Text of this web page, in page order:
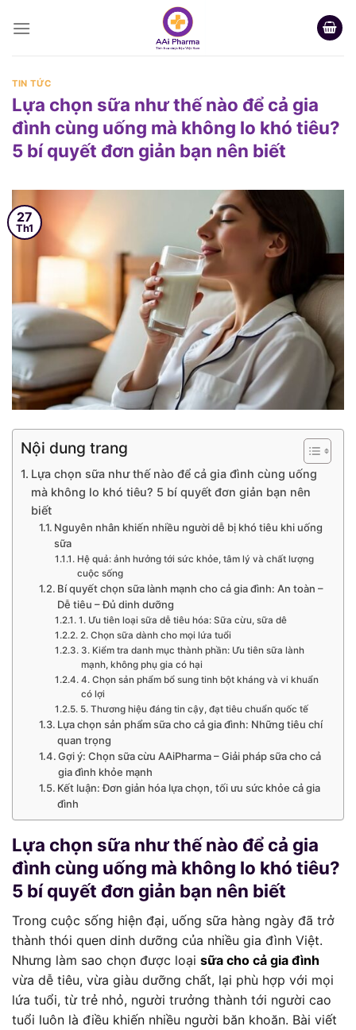
TIN TỨC
Lựa chọn sữa như thế nào để cả gia
đình cùng uống mà không lo khó tiêu?
5 bí quyết đơn giản bạn nên biết
27
Th1
Nội dung trang
Lựa chọn sữa như thế nào để cả gia đình cùng uống
mà không lo khó tiêu? 5 bí quyết đơn giản bạn nên
biết
Nguyên nhân khiến nhiều người dễ bị khó tiêu khi uống
sữa
Hệ quả: ảnh hưởng tới sức khỏe, tâm lý và chất lượng
cuộc sống
Bí quyết chọn sữa lành mạnh cho cả gia đình: An toàn –
Dễ tiêu – Đủ dinh dưỡng
1. Ưu tiên loại sữa dễ tiêu hóa: Sữa cừu, sữa dê
2. Chọn sữa dành cho mọi lứa tuổi
3. Kiểm tra danh mục thành phần: Ưu tiên sữa lành
mạnh, không phụ gia có hại
4. Chọn sản phẩm bổ sung tinh bột kháng và vi khuẩn
có lợi
5. Thương hiệu đáng tin cậy, đạt tiêu chuẩn quốc tế
Lựa chọn sản phẩm sữa cho cả gia đình: Những tiêu chí
quan trọng
Gợi ý: Chọn sữa cừu AAiPharma – Giải pháp sữa cho cả
gia đình khỏe mạnh
Kết luận: Đơn giản hóa lựa chọn, tối ưu sức khỏe cả gia
đình
Lựa chọn sữa như thế nào để cả gia
đình cùng uống mà không lo khó tiêu?
5 bí quyết đơn giản bạn nên biết
Trong cuộc sống hiện đại, uống sữa hàng ngày đã trở
thành thói quen dinh dưỡng của nhiều gia đình Việt.
Nhưng làm sao chọn được loại sữa cho cả gia đình
vừa dễ tiêu, vừa giàu dưỡng chất, lại phù hợp với mọi
lứa tuổi, từ trẻ nhỏ, người trưởng thành tới người cao
tuổi luôn là điều khiến nhiều người băn khoăn. Bài viết